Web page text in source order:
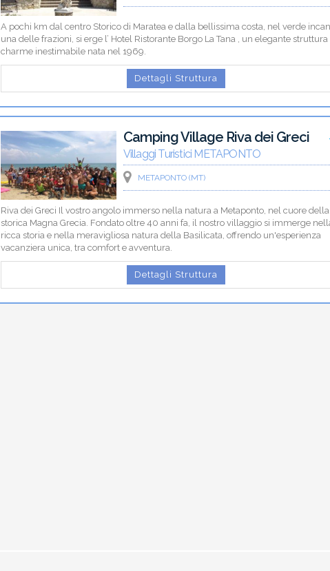
A pochi km dal centro Storico di Maratea e dalla bellissima costa, nel verde
una delle frazioni, si erge l’ Hotel Ristorante Borgo La Tana , un elegante
charme inestimabile nata nel 1969.
Dettagli Struttura
Camping Village Riva dei Greci
Villaggi Turistici METAPONTO
METAPONTO (MT)
Riva dei Greci Il vostro angolo immerso nella natura a Metaponto, nel cuore della
storica Magna Grecia. Fondato oltre 40 anni fa, il nostro villaggio si immerge
ricca storia e nella meravigliosa natura della Basilicata, offrendo un'esperienza
vacanziera unica, tra comfort e avventura.
Dettagli Struttura